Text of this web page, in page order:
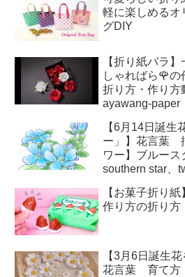
軽に楽しめるオ
グDIY
【折り紙バラ
しゃればら🌹
折り方・作り方
ayawang-paper
【6月14日誕生
ー」】花言葉
ワー】ブルース
southern star、
【お菓子折り
作り方の折り方
【3月6日誕生
花言葉 育て方